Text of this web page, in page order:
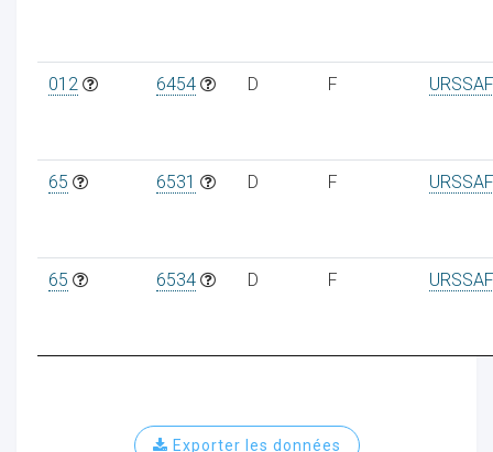
012 6454 D F
65 6531 D F
65 6534 D F
Exporter les données